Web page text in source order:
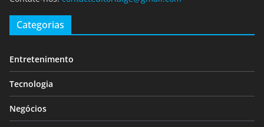
Categorias
Entretenimento
Tecnologia
Negócios